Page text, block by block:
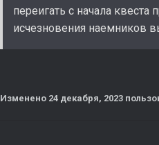
переигать с начала квеста
исчезновения наемников
Изменено 24 декабря, 2023